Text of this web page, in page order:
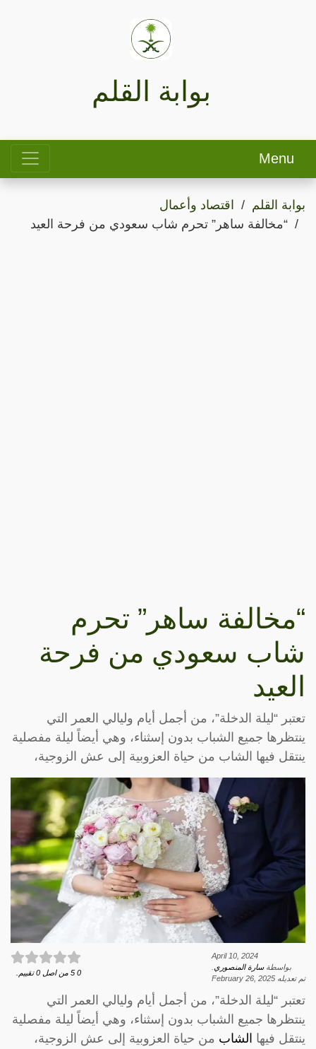
بوابة القلم
Menu
بوابة القلم
اقتصاد وأعمال
“مخالفة ساهر” تحرم شاب سعودي من فرحة العيد
“مخالفة ساهر” تحرم
شاب سعودي من فرحة
العيد
تعتبر “ليلة الدخلة”، من أجمل أيام وليالي العمر التي
ينتظرها جميع الشباب بدون إسثناء، وهي أيضاً ليلة مفصلية
ينتقل فيها الشاب من حياة العزوبية إلى عش الزوجية،
April 10, 2024
بواسطةسارة المنصوري
تم تعديله February 26, 2025
0
5 من اصل 0 تقييم.
تعتبر “ليلة الدخلة”، من أجمل أيام وليالي العمر التي
ينتظرها جميع الشباب بدون إسثناء، وهي أيضاً ليلة مفصلية
ينتقل فيها الشاب من حياة العزوبية إلى عش الزوجية،